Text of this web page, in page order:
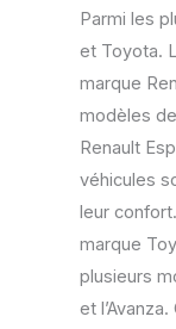
Parmi les
et Toyota.
marque
modèles
Renault
véhicules
leur
marque
plusieurs
et